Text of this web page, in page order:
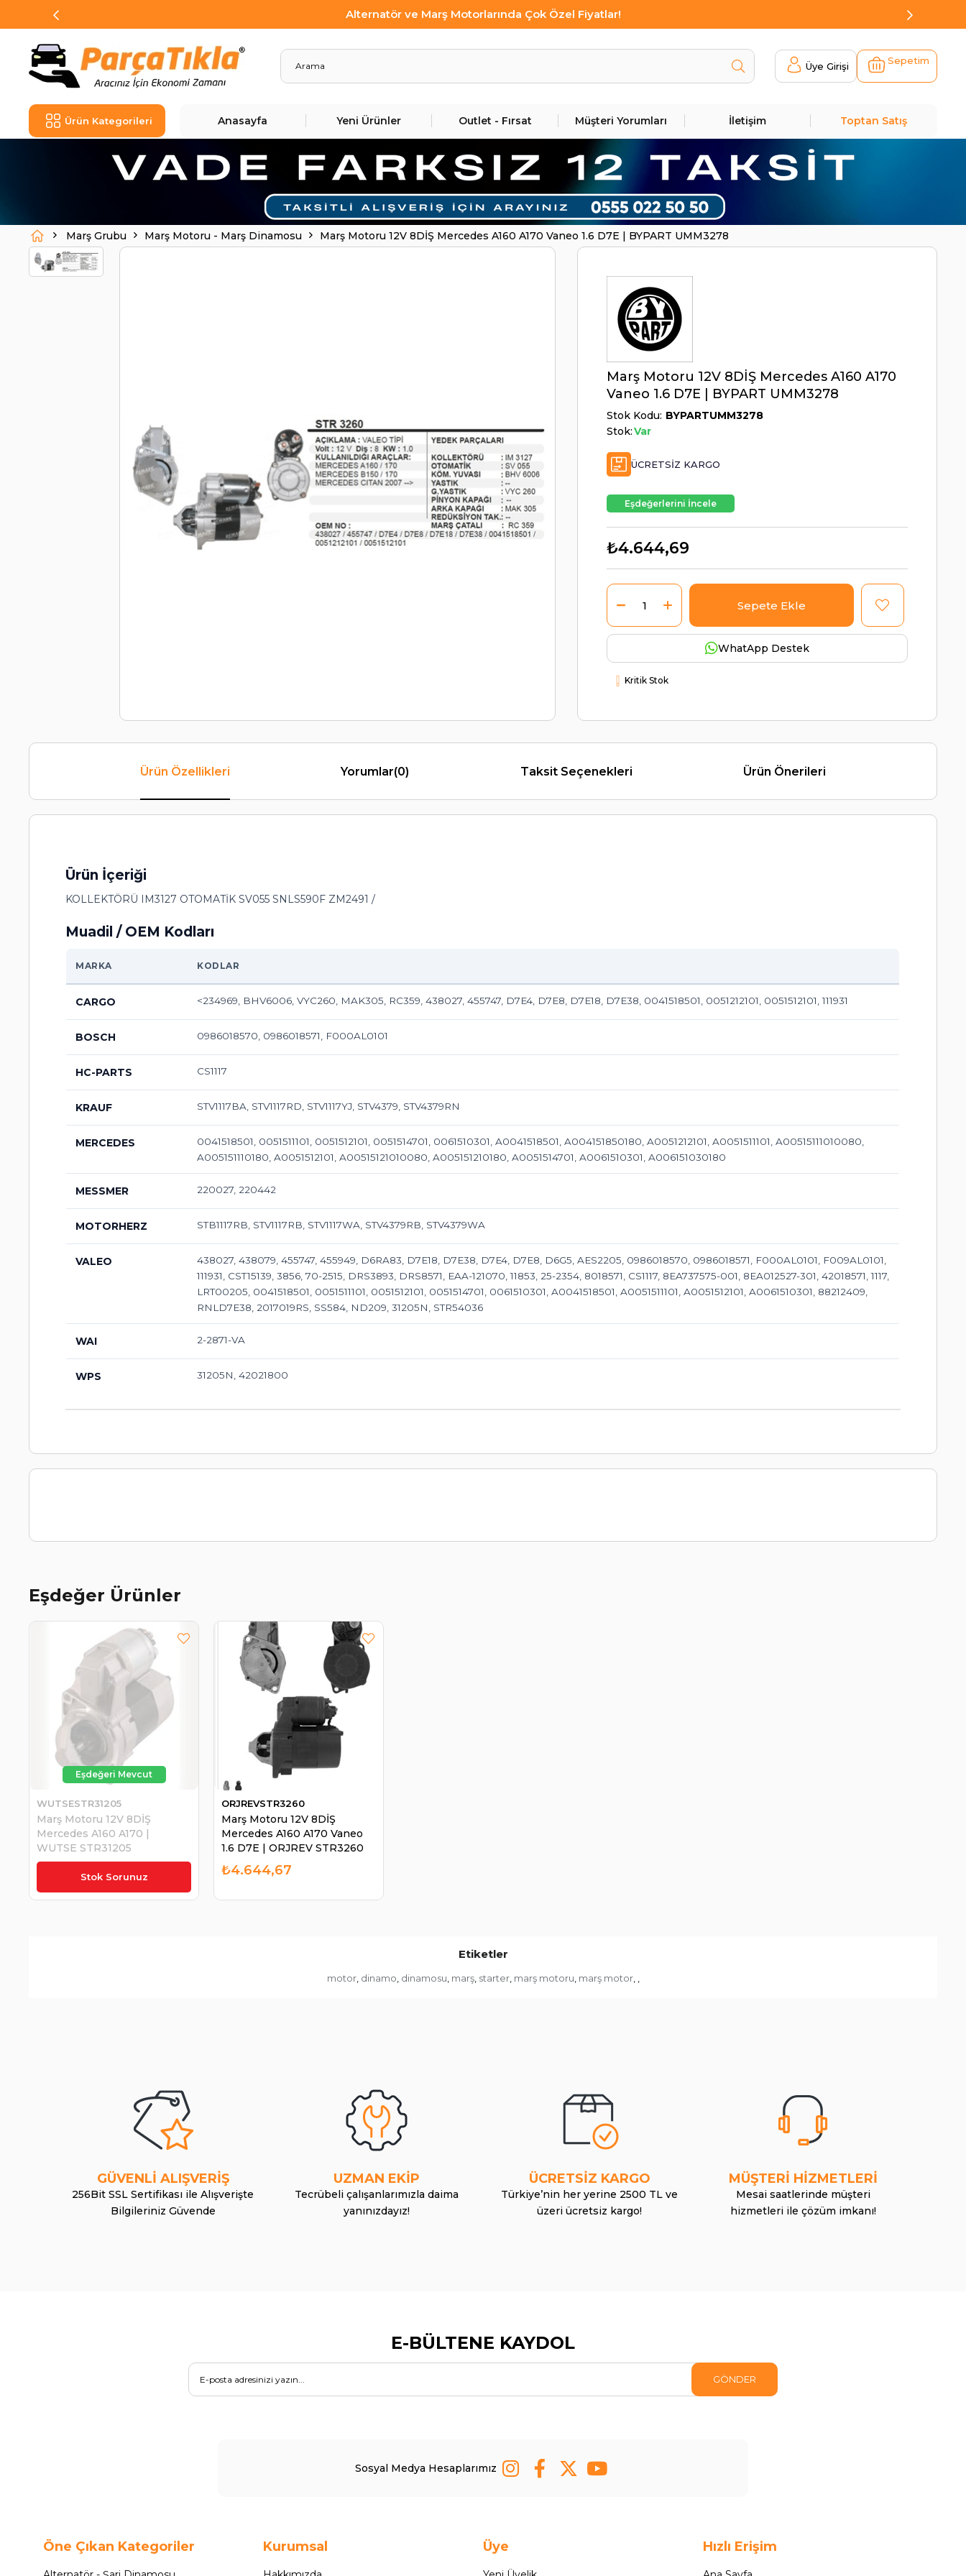
Alternatör ve Marş Motorlarında Çok Özel Fiyatlar!
Üye Girişi Sepetim
Ürün Kategorileri Anasayfa Yeni Ürünler Outlet - Fırsat Müşteri Yorumları İletişim Toptan Satış
Marş Grubu Marş Motoru - Marş Dinamosu Marş Motoru 12V 8DİŞ Mercedes A160 A170 Vaneo 1.6 D7E | BYPART UMM3278
Marş Motoru 12V 8DİŞ Mercedes A160 A170
Vaneo 1.6 D7E | BYPART UMM3278
Stok Kodu BYPARTUMM3278
Stok:Var
ÜCRETSIZ KARGO
Eşdeğerlerini İncele
₺4.644,69
WhatApp Destek
Kritik Stok
Ürün Özellikleri Yorumlar(0) Taksit Seçenekleri Ürün Önerileri
Ürün İçeriği
KOLLEKTÖRÜ IM3127 OTOMATİK SV055 SNLS590F ZM2491 /
Muadil / OEM Kodları
MARKA KODLAR
CARGO <234969, BHV6006, VYC260, MAK305, RC359, 438027, 455747, D7E4, D7E8, D7E18, D7E38, 0041518501, 0051212101, 0051512101, 111931
BOSCH 0986018570, 0986018571, F000AL0101
HC-PARTS CS1117
KRAUF STV1117BA, STV1117RD, STV1117YJ, STV4379, STV4379RN
MERCEDES
0041518501, 0051511101, 0051512101, 0051514701, 0061510301, A0041518501, A004151850180, A0051212101, A0051511101, A00515111010080,
A005151110180, A0051512101, A00515121010080, A005151210180, A0051514701, A0061510301, A006151030180
MESSMER 220027, 220442
MOTORHERZ STB1117RB, STV1117RB, STV1117WA, STV4379RB, STV4379WA
VALEO
438027, 438079, 455747, 455949, D6RA83, D7E18, D7E38, D7E4, D7E8, D6G5, AES2205, 0986018570, 0986018571, F000AL0101, F009AL0101,
111931, CST15139, 3856, 70-2515, DRS3893, DRS8571, EAA-121070, 11853, 25-2354, 8018571, CS1117, 8EA737575-001, 8EA012527-301, 42018571, 1117,
LRT00205, 0041518501, 0051511101, 0051512101, 0051514701, 0061510301, A0041518501, A0051511101, A0051512101, A0061510301, 88212409,
RNLD7E38, 2017019RS, SS584, ND209, 31205N, STR54036
WAI 2-2871-VA
WPS 31205N, 42021800
Eşdeğer Ürünler
Stok Sorunuz
Marş Motoru 12V 8DİŞ
Mercedes A160 A170 |
WUTSE STR31205
WUTSESTR31205
₺5.118,43
Marş Motoru 12V 8DİŞ
Mercedes A160 A170 Vaneo
1.6 D7E | ORJREV STR3260
ORJREVSTR3260
₺4.644,67
Etiketler
motor, dinamo dinamosu marş, starter, marş motoru marş motor,
GÜVENLİ ALIŞVERİŞ
256Bit SSL Sertifikası ile Alışverişte
Bilgileriniz Güvende
UZMAN EKİP
Tecrübeli çalışanlarımızla daima
yanınızdayız!
ÜCRETSİZ KARGO
Türkiye’nin her yerine 2500 TL ve
üzeri ücretsiz kargo!
MÜŞTERİ HİZMETLERİ
Mesai saatlerinde müşteri
hizmetleri ile çözüm imkanı!
E-BÜLTENE KAYDOL
GÖNDER
Sosyal Medya Hesaplarımız
Öne Çıkan Kategoriler Kurumsal Üye Hızlı Erişim